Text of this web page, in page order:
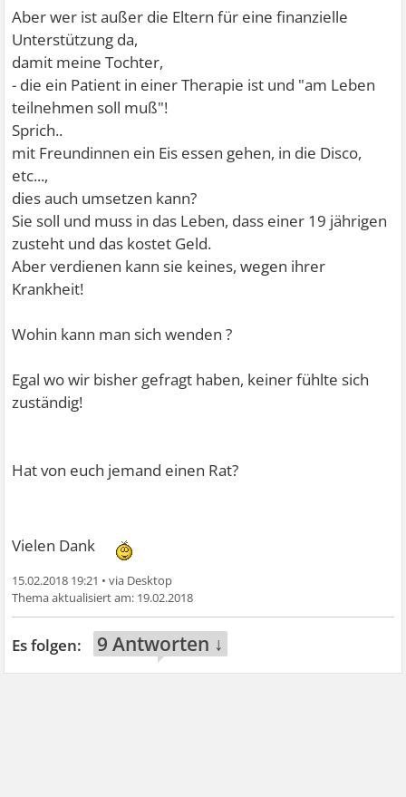
Aber wer ist außer die Eltern für eine finanzielle
Unterstützung da,
damit meine Tochter,
- die ein Patient in einer Therapie ist und "am Leben
teilnehmen soll muß"!
Sprich..
mit Freundinnen ein Eis essen gehen, in die Disco,
etc...,
dies auch umsetzen kann?
Sie soll und muss in das Leben, dass einer 19 jährigen
zusteht und das kostet Geld.
Aber verdienen kann sie keines, wegen ihrer
Krankheit!
Wohin kann man sich wenden ?
Egal wo wir bisher gefragt haben, keiner fühlte sich
zuständig!
Hat von euch jemand einen Rat?
Vielen Dank
15.02.2018 19:21 •
19.02.2018
9 Antworten ↓